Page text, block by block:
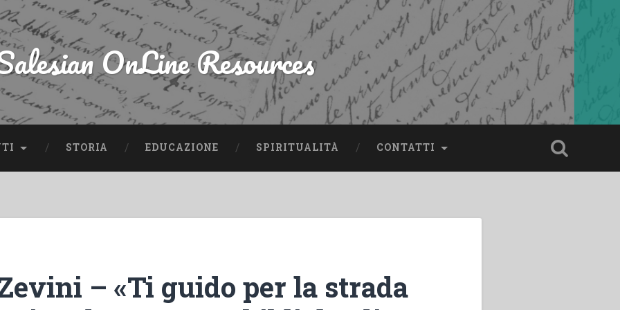
OnLine Resources
STORIA EDUCAZIONE SPIRITUALITÀ CONTATTI
– «Ti guido per la strada